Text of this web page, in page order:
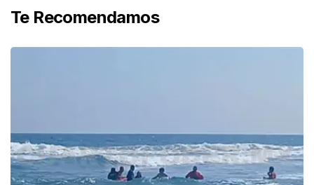
Te Recomendamos